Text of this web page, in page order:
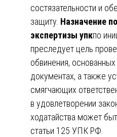
состязательности и
защиту. Назначение
экспертизы упкпо
преследует цель
обвинения,
документах, а также
смягчающих
в удовлетворении
ходатайства может
статьи 125 УПК РФ.